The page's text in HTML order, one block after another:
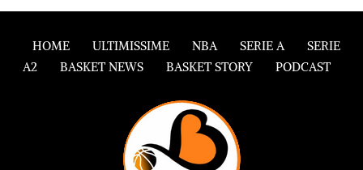
HOME ULTIMISSIME NBA SERIE A
SERIE
A2
BASKET NEWS BASKET STORY PODCAST